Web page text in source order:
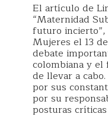
El artículo de
“Maternidad
futuro incierto”,
Mujeres el 13
debate
colombiana y el
de llevar a
por sus
por su
posturas